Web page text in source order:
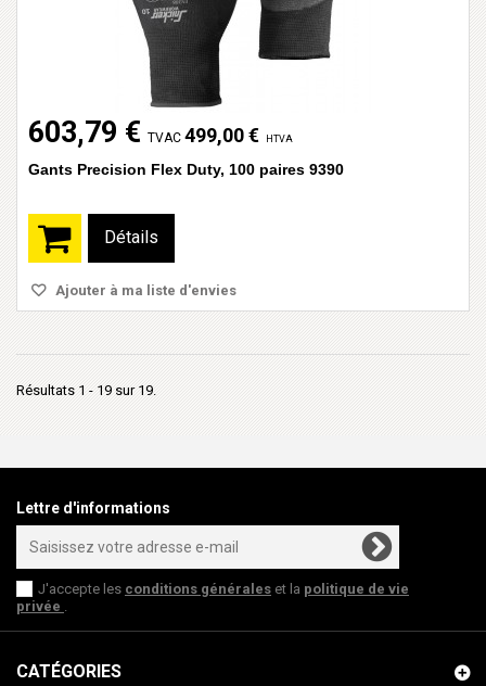
603,79 € TVAC 499,00 € HTVA
Gants Precision Flex Duty, 100 paires 9390
Détails
Ajouter à ma liste d'envies
Résultats 1 - 19 sur 19.
Lettre d'informations
J'accepte les conditions générales et la politique de vie
privée
CATÉGORIES